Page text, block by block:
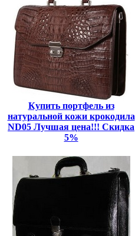
Купить портфель из
натуральной кожи крокодила
ND05 Лучшая цена!!! Скидка
5%